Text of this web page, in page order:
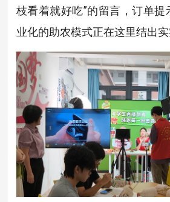
枝看着就好吃”的留言，订单
业化的助农模式正在这里结出实